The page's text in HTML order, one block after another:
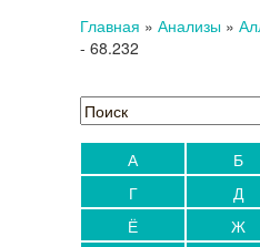
Главная » Анализы »
- 68.232
А Б
Г
Д
Ё
Ж